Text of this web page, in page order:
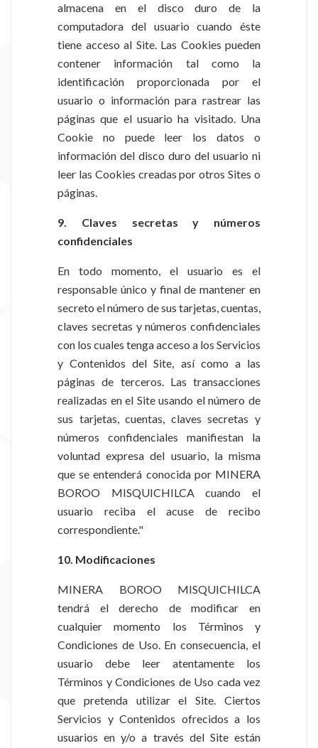
almacena en el disco duro de la
computadora del usuario cuando éste
tiene acceso al Site. Las Cookies pueden
contener información tal como la
identificación proporcionada por el
usuario o información para rastrear las
páginas que el usuario ha visitado. Una
Cookie no puede leer los datos o
información del disco duro del usuario ni
leer las Cookies creadas por otros Sites o
páginas.
9. Claves secretas y números
confidenciales
En todo momento, el usuario es el
responsable único y final de mantener en
secreto el número de sus tarjetas, cuentas,
claves secretas y números confidenciales
con los cuales tenga acceso a los Servicios
y Contenidos del Site, así como a las
páginas de terceros. Las transacciones
realizadas en el Site usando el número de
sus tarjetas, cuentas, claves secretas y
números confidenciales manifiestan la
voluntad expresa del usuario, la misma
que se entenderá conocida por MINERA
BOROO MISQUICHILCA cuando el
usuario reciba el acuse de recibo
correspondiente."
10. Modificaciones
MINERA BOROO MISQUICHILCA
tendrá el derecho de modificar en
cualquier momento los Términos y
Condiciones de Uso. En consecuencia, el
usuario debe leer atentamente los
Términos y Condiciones de Uso cada vez
que pretenda utilizar el Site. Ciertos
Servicios y Contenidos ofrecidos a los
usuarios en y/o a través del Site están